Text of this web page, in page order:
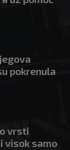
pokrenula
vrsti
visok samo